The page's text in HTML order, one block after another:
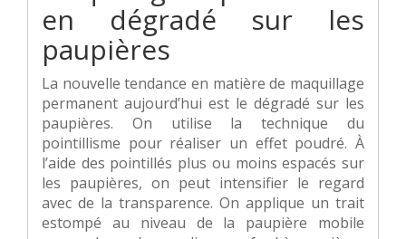
en dégradé sur les
paupières
La nouvelle tendance en matière de maquillage
permanent aujourd’hui est le dégradé sur les
paupières. On utilise la technique du
pointillisme pour réaliser un effet poudré. À
l’aide des pointillés plus ou moins espacés sur
les paupières, on peut intensifier le regard
avec de la transparence. On applique un trait
estompé au niveau de la paupière mobile